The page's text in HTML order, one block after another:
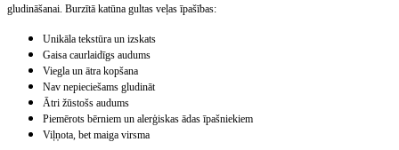
gludināšanai. Burzītā katūna gultas veļas īpašības:
Unikāla tekstūra un izskats
Gaisa caurlaidīgs audums
Viegla un ātra kopšana
Nav nepieciešams gludināt
Ātri žūstošs audums
Piemērots bērniem un alerģiskas ādas īpašniekiem
Viļņota, bet maiga virsma